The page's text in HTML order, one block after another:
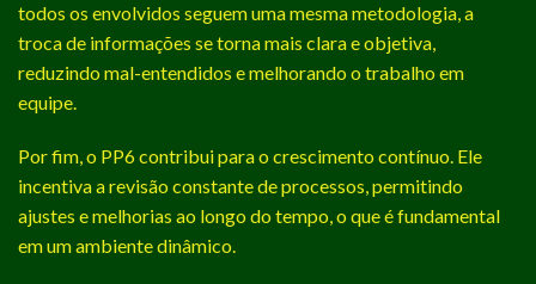
todos os envolvidos seguem uma mesma metodologia, a
troca de informações se torna mais clara e objetiva,
reduzindo mal-entendidos e melhorando o trabalho em
equipe.
Por fim, o PP6 contribui para o crescimento contínuo. Ele
incentiva a revisão constante de processos, permitindo
ajustes e melhorias ao longo do tempo, o que é fundamental
em um ambiente dinâmico.